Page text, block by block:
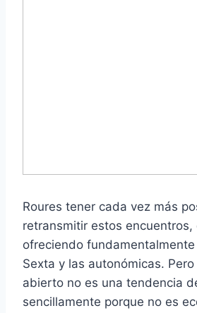
Roures tener cada vez más
retransmitir estos encuentros,
ofreciendo
Sexta y las autonómicas.
abierto no es una tendencia
sencillamente porque no es